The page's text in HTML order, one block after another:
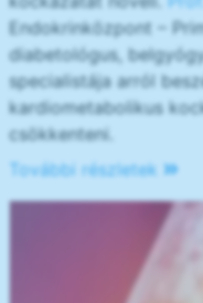
Endokrinközpont –
diabetológus,
specialistája arról
kardiometabolikus
csökkenteni.
További részletek